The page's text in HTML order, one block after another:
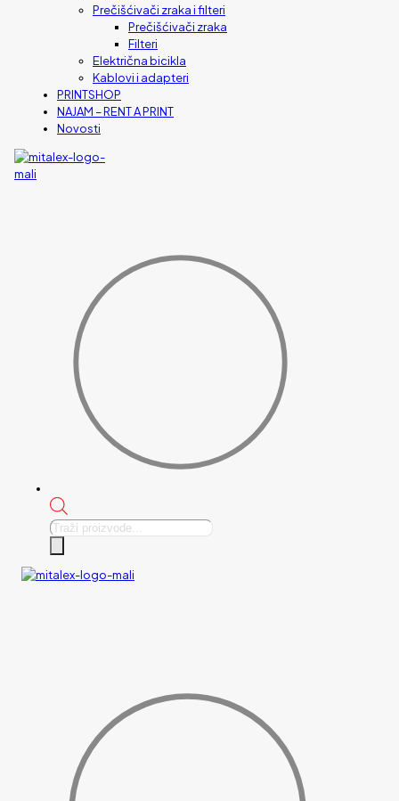
Prečišćivači zraka i filteri
Prečišćivači zraka
Filteri
Električna bicikla
Kablovi i adapteri
PRINTSHOP
NAJAM – RENT A PRINT
Novosti
Products